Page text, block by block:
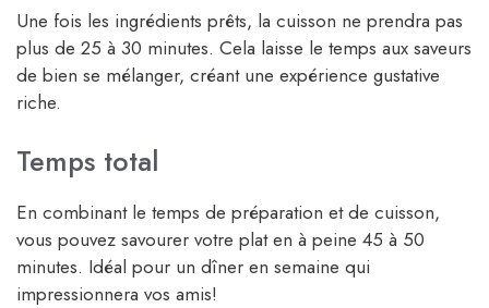
Une fois les ingrédients prêts, la cuisson ne prendra pas
plus de 25 à 30 minutes. Cela laisse le temps aux saveurs
de bien se mélanger, créant une expérience gustative
riche.
Temps total
En combinant le temps de préparation et de cuisson,
vous pouvez savourer votre plat en à peine 45 à 50
minutes. Idéal pour un dîner en semaine qui
impressionnera vos amis!